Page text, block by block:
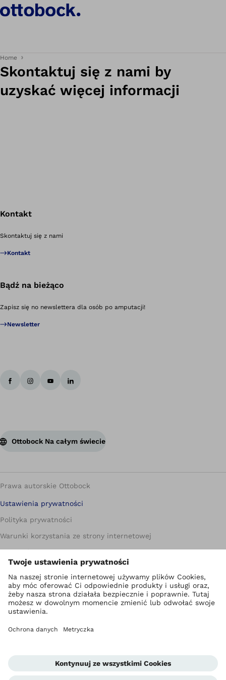
Home
Skontaktuj się z nami by
uzyskać więcej informacji
Kontakt
Skontaktuj się z nami
Kontakt
Bądź na bieżąco
Zapisz się no newslettera dla osób po amputacji!
Newsletter
Ottobock Na całym świecie
Prawa autorskie Ottobock
Ustawienia prywatności
Polityka prywatności
Warunki korzystania ze strony internetowej
Metryczka
Compliance
Jednostka informowania o nieprawidłowościach
Global Website
Warunki handlowe dla Partnerów biznesowych
Newsletter